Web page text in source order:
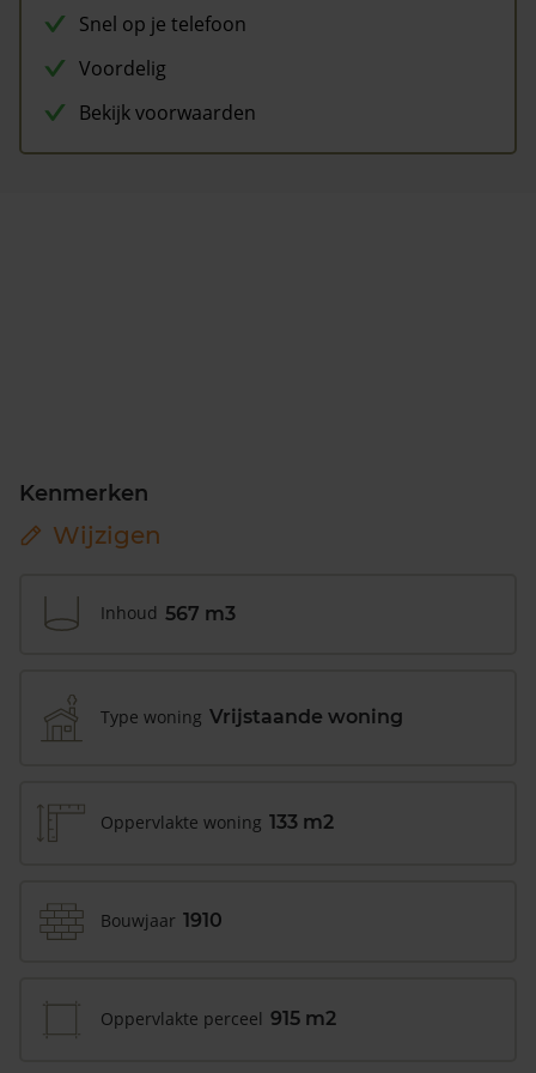
Snel op je telefoon
Voordelig
Bekijk voorwaarden
Kenmerken
Wijzigen
Inhoud 567 m3
Type woning Vrijstaande woning
Oppervlakte woning 133 m2
Bouwjaar 1910
Oppervlakte perceel 915 m2